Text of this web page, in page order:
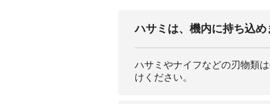
ハサミは、機内に持ち込め
ハサミやナイフなどの刃物類
けください。